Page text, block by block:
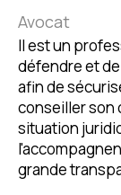
Avocat
Il est un
défendre et
afin de
conseiller son
situation
grande